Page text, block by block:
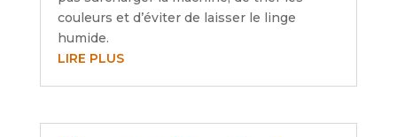
couleurs et d’éviter de laisser le linge
humide.
LIRE PLUS